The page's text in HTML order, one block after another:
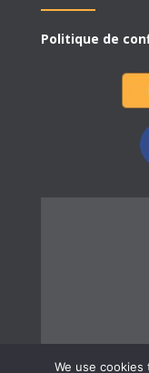
Politique de
We use